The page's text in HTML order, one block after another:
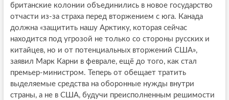
британские колонии объединились в новое государство
отчасти из-за страха перед вторжением с юга. Канада
должна «защитить нашу Арктику, которая сейчас
находится под угрозой не только со стороны русских и
китайцев, но и от потенциальных вторжений США»,
заявил Марк Карни в феврале, ещё до того, как стал
премьер-министром. Теперь от обещает тратить
выделяемые средства на оборонные нужды внутри
страны, а не в США, будучи преисполненным решимости